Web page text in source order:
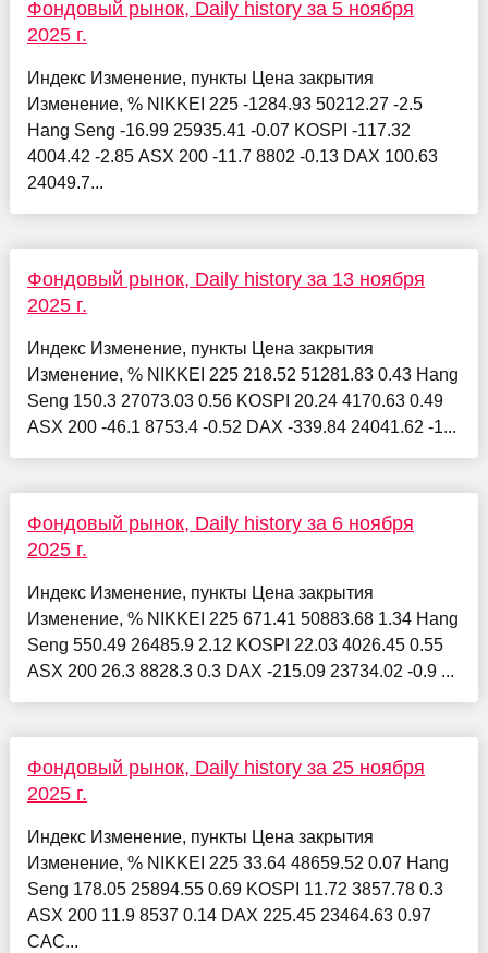
Фондовый рынок, Daily history за 5 ноября
2025 г.
Индекс Изменение, пункты Цена закрытия
Изменение, % NIKKEI 225 -1284.93 50212.27 -2.5
Hang Seng -16.99 25935.41 -0.07 KOSPI -117.32
4004.42 -2.85 ASX 200 -11.7 8802 -0.13 DAX 100.63
24049.7...
Фондовый рынок, Daily history за 13 ноября
2025 г.
Индекс Изменение, пункты Цена закрытия
Изменение, % NIKKEI 225 218.52 51281.83 0.43 Hang
Seng 150.3 27073.03 0.56 KOSPI 20.24 4170.63 0.49
ASX 200 -46.1 8753.4 -0.52 DAX -339.84 24041.62 -1...
Фондовый рынок, Daily history за 6 ноября
2025 г.
Индекс Изменение, пункты Цена закрытия
Изменение, % NIKKEI 225 671.41 50883.68 1.34 Hang
Seng 550.49 26485.9 2.12 KOSPI 22.03 4026.45 0.55
ASX 200 26.3 8828.3 0.3 DAX -215.09 23734.02 -0.9 ...
Фондовый рынок, Daily history за 25 ноября
2025 г.
Индекс Изменение, пункты Цена закрытия
Изменение, % NIKKEI 225 33.64 48659.52 0.07 Hang
Seng 178.05 25894.55 0.69 KOSPI 11.72 3857.78 0.3
ASX 200 11.9 8537 0.14 DAX 225.45 23464.63 0.97
CAC...